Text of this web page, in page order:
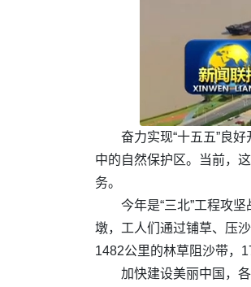
奋力实现“十五五”良
中的自然保护区。当前，
务。
今年是“三北”工程攻
墩，工人们通过铺草、压
1482公里的林草阻沙带，
加快建设美丽中国，